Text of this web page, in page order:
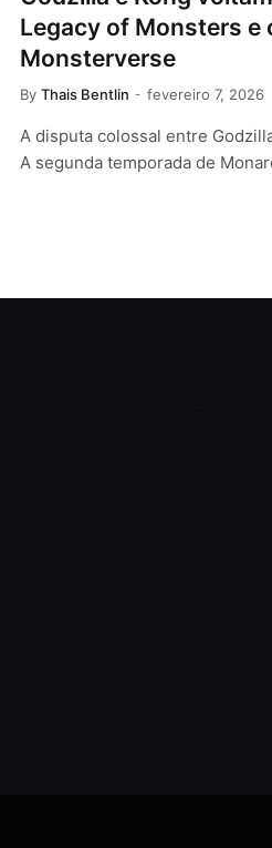
Legacy of Monsters e
Monsterverse
By Thais Bentlin fevereiro 7, 2026
A disputa colossal entre
A segunda temporada de